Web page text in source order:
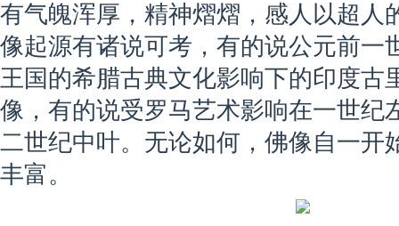
有气魄浑厚，精神熠熠，感人以超人
像起源有诸说可考，有的说公元前一
王国的希腊古典文化影响下的印度古
像，有的说受罗马艺术影响在一世纪
二世纪中叶。无论如何，佛像自一开
丰富。